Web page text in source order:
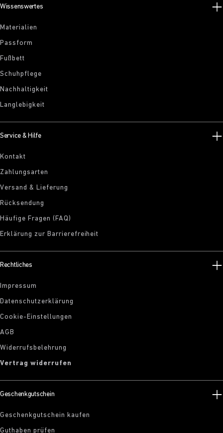
Wissenswertes
Materialien
Passform
Fußbett
Schuhpflege
Nachhaltigkeit
Langlebigkeit
Service & Hilfe
Kontakt
Zahlungsarten
Versand & Lieferung
Rücksendung
Häufige Fragen (FAQ)
Erklärung zur Barrierefreiheit
Rechtliches
Impressum
Datenschutzerklärung
Cookie-Einstellungen
AGB
Widerrufsbelehrung
Vertrag widerrufen
Geschenkgutschein
Geschenkgutschein kaufen
Guthaben prüfen